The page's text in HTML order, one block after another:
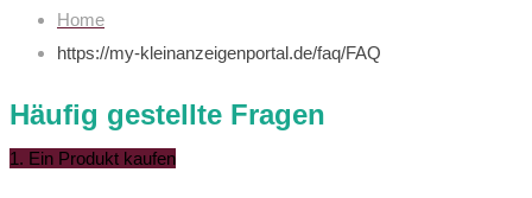
Home
https://my-kleinanzeigenportal.de/faq/FAQ
Häufig gestellte Fragen
1. Ein Produkt kaufen